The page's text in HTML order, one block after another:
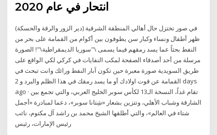
انتحار في عام 2020
في صور تختزل حال أهالي المنطقة الشرقية (دير الزور والرقة والحسكة)
ظهر أطفال ونساء وكبار سن يطوفون بين أكوام من القمامة على بحر من
النفط بحثاً عما يسد رمقهم فيما يسمى \"سوريا الديمقراطية\"! الصورة
مرسلة من أحد أصدقاء الصفحة لمكب النفايات في كركي لكي الواقع على
طريق السويدية صورة معبرة حين تكون آبار النفط ورائك وانت تبحث في
القمامة عن قوت اولادك أو ما يسد رمقك في هذا الظلم والبرد و 2 days
ago · تقام غداً، النسخة الـ13 لكأس سوبر الخليج العربي، والتي تجمع بين
الشارقة وشباب الأهلي، وتتزين بشعار «شِتانا سوبر»، دعما لمبادرة «أجمل
شتاء في العالم»، والتي أطلقها الشيخ محمد بن راشد آل مكتوم، نائب
رئيس الإمارات، رئيس